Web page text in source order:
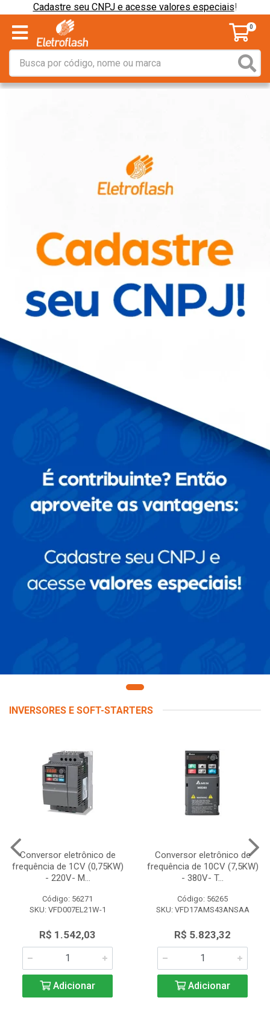
Cadastre seu CNPJ e acesse valores especiais!
0
INVERSORES E SOFT-STARTERS
Conversor eletrônico de
frequência de 1CV (0,75KW)
- 220V- M...
Código: 56271
SKU: VFD007EL21W-1
R$ 1.542,03
Adicionar
Conversor eletrônico de
frequência de 10CV (7,5KW)
- 380V- T...
Código: 56265
SKU: VFD17AMS43ANSAA
R$ 5.823,32
Adicionar